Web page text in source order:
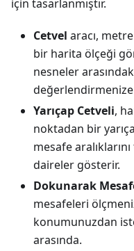
için tasarlanmıştır.
Cetvel aracı,
bir harita ölçeği
nesneler
değerlendirmenize
Yarıçap Cetveli,
noktadan bir
mesafe
daireler gösterir.
Dokunarak
mesafeleri
konumunuzdan
arasında.